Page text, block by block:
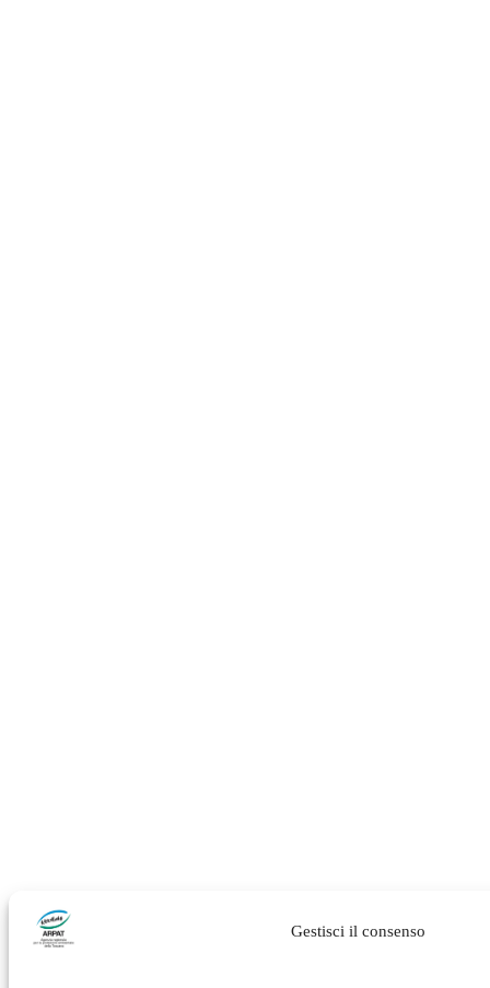
Gestisci il consenso